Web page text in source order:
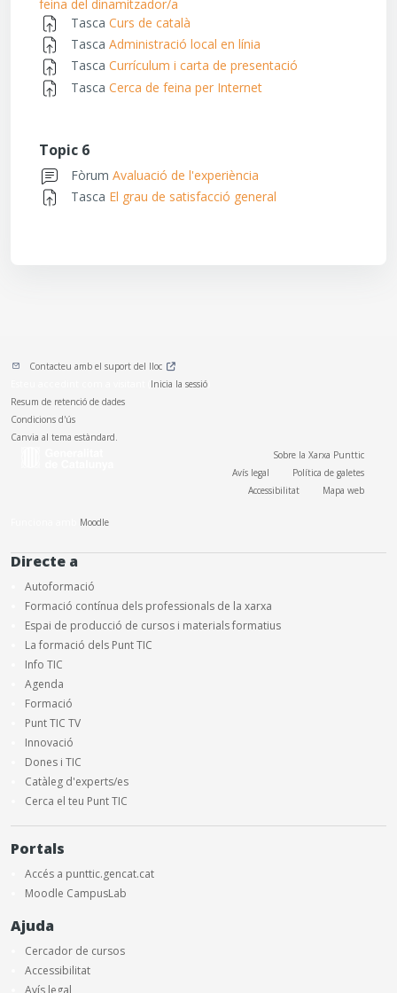
feina del dinamitzador/a
Tasca Curs de català
Tasca Administració local en línia
Tasca Currículum i carta de presentació
Tasca Cerca de feina per Internet
Topic 6
Fòrum Avaluació de l'experiència
Tasca El grau de satisfacció general
Contacteu amb el suport del lloc
Inicia la sessió
Resum de retenció de dades
Condicions d'ús
Canvia al tema estàndard.
Sobre la Xarxa Punttic
Avís legal
Política de galetes
Accessibilitat
Mapa web
Moodle
Directe a
Autoformació
Formació contínua dels professionals de la xarxa
Espai de producció de cursos i materials formatius
La formació dels Punt TIC
Info TIC
Agenda
Formació
Punt TIC TV
Innovació
Dones i TIC
Catàleg d'experts/es
Cerca el teu Punt TIC
Portals
Accés a punttic.gencat.cat
Moodle CampusLab
Ajuda
Cercador de cursos
Accessibilitat